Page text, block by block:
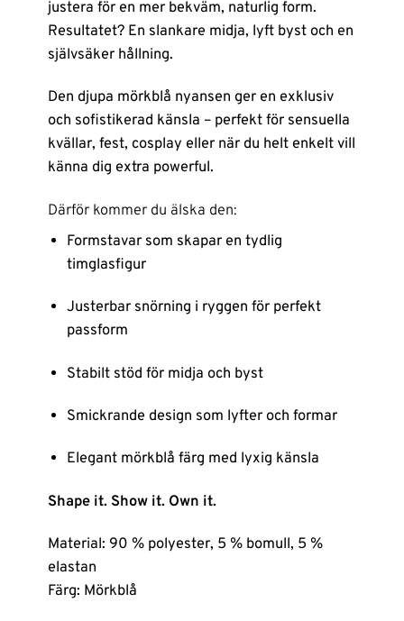
justera för en mer bekväm, naturlig form.
Resultatet? En slankare midja, lyft byst och en
självsäker hållning.
Den djupa mörkblå nyansen ger en exklusiv
och sofistikerad känsla – perfekt för sensuella
kvällar, fest, cosplay eller när du helt enkelt vill
känna dig extra powerful.
Därför kommer du älska den:
Formstavar som skapar en tydlig
timglasfigur
Justerbar snörning i ryggen för perfekt
passform
Stabilt stöd för midja och byst
Smickrande design som lyfter och formar
Elegant mörkblå färg med lyxig känsla
Shape it. Show it. Own it.
Material: 90 % polyester, 5 % bomull, 5 %
elastan
Färg: Mörkblå